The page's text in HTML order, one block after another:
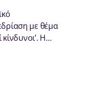
με θέμα
κίνδυνοι’. Η…